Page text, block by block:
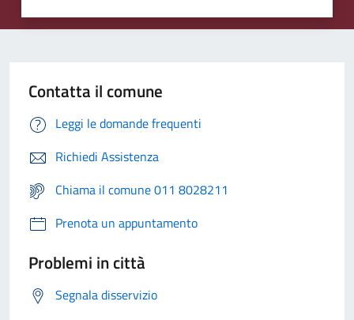
Contatta il comune
Leggi le domande frequenti
Richiedi Assistenza
Chiama il comune 011 8028211
Prenota un appuntamento
Problemi in città
Segnala disservizio